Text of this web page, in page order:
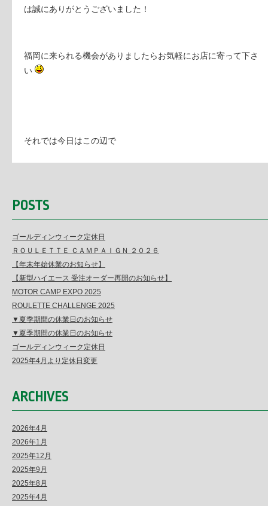
は誠にありがとうございました！
福岡に来られる機会がありましたらお気軽にお店に寄って下さ
い
それでは今日はこの辺で
POSTS
ゴールディンウィーク定休日
ＲＯＵＬＥＴＴＥ ＣＡＭＰＡＩＧＮ ２０２６
【年末年始休業のお知らせ】
【新型ハイエース 受注オーダー再開のお知らせ】
MOTOR CAMP EXPO 2025
ROULETTE CHALLENGE 2025
▼夏季期間の休業日のお知らせ
▼夏季期間の休業日のお知らせ
ゴールディンウィーク定休日
2025年4月より定休日変更
ARCHIVES
2026年4月
2026年1月
2025年12月
2025年9月
2025年8月
2025年4月